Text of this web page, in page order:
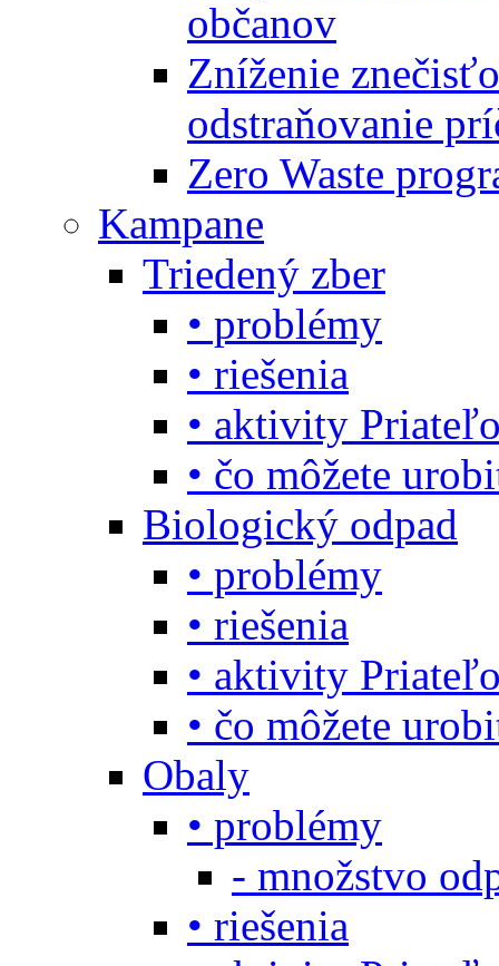
občanov
Zníženie
odstraňovanie
Zero Waste
Kampane
Triedený zber
• problémy
• riešenia
• aktivity
• čo môžete
Biologický odpad
• problémy
• riešenia
• aktivity
• čo môžete
Obaly
• problémy
- množstvo
• riešenia